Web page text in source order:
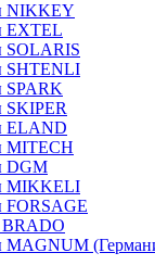
NIKKEY
EXTEL
SOLARIS
SHTENLI
SPARK
SKIPER
ELAND
MITECH
DGM
MIKKELI
FORSAGE
BRADO
MAGNUM